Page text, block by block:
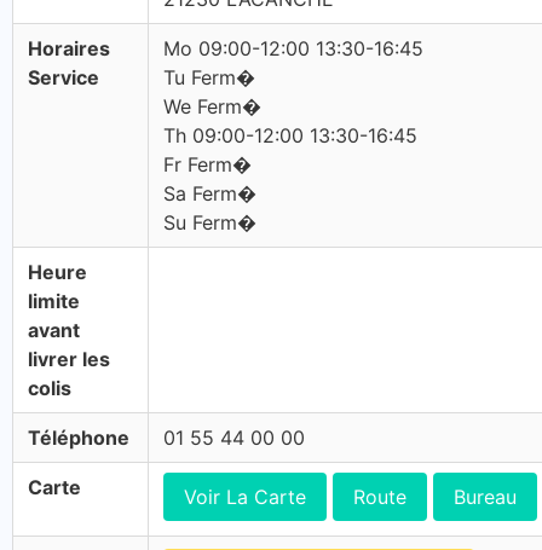
Horaires
Service
Mo 09:00-12:00 13:30-16:45
Tu Ferm�
We Ferm�
Th 09:00-12:00 13:30-16:45
Fr Ferm�
Sa Ferm�
Su Ferm�
Heure
limite
avant
livrer les
colis
Téléphone 01 55 44 00 00
Carte Voir La Carte Route Bureau